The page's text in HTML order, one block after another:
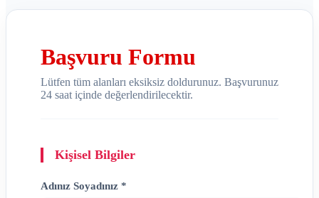
Başvuru Formu
Lütfen tüm alanları eksiksiz doldurunuz. Başvurunuz
24 saat içinde değerlendirilecektir.
Kişisel Bilgiler
Adınız Soyadınız *